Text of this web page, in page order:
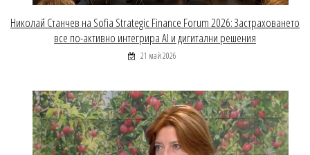
Николай Станчев на Sofia Strategic Finance Forum 2026: Застраховането
все по-активно интегрира AI и дигитални решения
21 май 2026